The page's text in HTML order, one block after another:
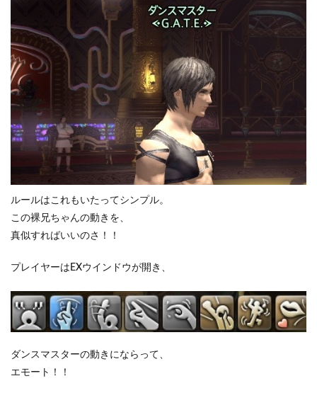
ルールはこれもいたってシンプル。
この裸兄ちゃんの動きを、
真似すればいいのさ！！
プレイヤーはEXウインドウが開き、
ダンスマスターの動きにならって、
エモート！！